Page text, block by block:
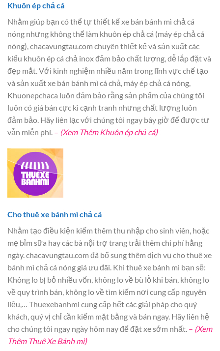
Khuôn ép chả cá
Nhằm giúp bạn có thể tự thiết kế xe bán bánh mì chả cá
nóng nhưng không thể làm khuôn ép chả cá (máy ép chả cá
nóng), chacavungtau.com chuyên thiết kế và sản xuất các
kiểu khuôn ép cá chả inox đảm bảo chất lượng, dễ lắp đặt và
đẹp mắt. Với kinh nghiệm nhiều năm trong lĩnh vực chế tạo
và sản xuất xe bán bánh mì cá chả, máy ép chả cá nóng,
Khuonepchaca luôn đảm bảo rằng sản phẩm của chúng tôi
luôn có giá bán cực kì cạnh tranh nhưng chất lượng luôn
đảm bảo. Hãy liên lạc với chúng tôi ngay bây giờ để được tư
vẫn miễn phí. – (Xem Thêm Khuôn ép chả cá)
Cho thuê xe bánh mì chả cá
Nhằm tạo điều kiện kiếm thêm thu nhập cho sinh viên, hoặc
mẹ bỉm sữa hay các bà nội trợ trang trải thêm chi phí hằng
ngày. chacavungtau.com đã bổ sung thêm dịch vụ cho thuê xe
bánh mì chả cá nóng giá ưu đãi. Khi thuê xe bánh mì bạn sẽ:
Không lo bị bỏ nhiều vốn, không lo về bù lỗ khi bán, không lo
về quy trình bán, không lo về tìm kiếm nơi cung cấp nguyên
liệu,… Thuexebanhmi cung cấp hết các giải pháp cho quý
khách, quý vị chỉ cần kiếm mặt bằng và bán ngay. Hãy liên hệ
cho chúng tôi ngay ngày hôm nay để đặt xe sớm nhất. – (Xem
Thêm Thuê Xe Bánh mì)